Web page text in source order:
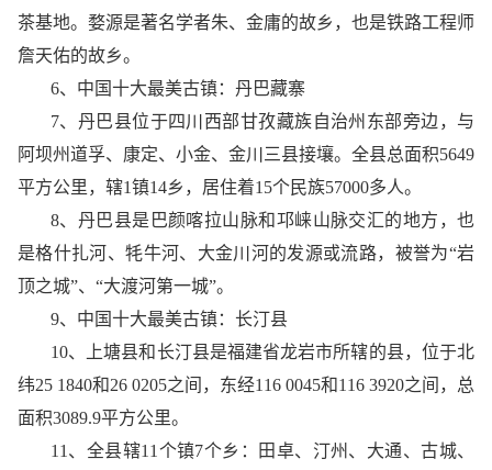
茶基地。婺源是著名学者朱、金庸的故乡，也是铁路工程师
詹天佑的故乡。
6、中国十大最美古镇：丹巴藏寨
7、丹巴县位于四川西部甘孜藏族自治州东部旁边，与
阿坝州道孚、康定、小金、金川三县接壤。全县总面积5649
平方公里，辖1镇14乡，居住着15个民族57000多人。
8、丹巴县是巴颜喀拉山脉和邛崃山脉交汇的地方，也
是格什扎河、牦牛河、大金川河的发源或流路，被誉为“岩
顶之城”、“大渡河第一城”。
9、中国十大最美古镇：长汀县
10、上塘县和长汀县是福建省龙岩市所辖的县，位于北
纬25 1840和26 0205之间，东经116 0045和116 3920之间，总
面积3089.9平方公里。
11、全县辖11个镇7个乡：田卓、汀州、大通、古城、